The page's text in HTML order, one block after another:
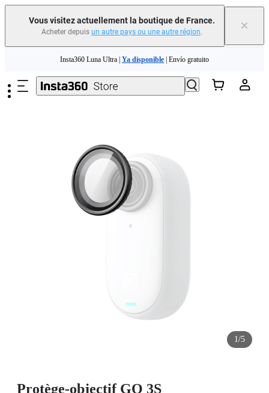
Vous visitez actuellement la boutique de France.
Acheter depuis un autre pays ou une autre région. ×
Need shopping help? | Chat with our experts now!
Insta360 Luna Ultra | Ya disponible | Envío gratuito
1/5
Protège-objectif GO 3S